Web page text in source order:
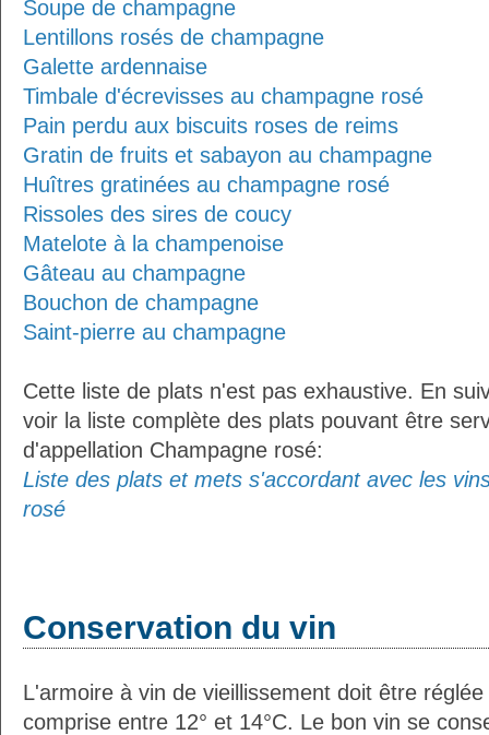
Soupe de champagne
Lentillons rosés de champagne
Galette ardennaise
Timbale d'écrevisses au champagne rosé
Pain perdu aux biscuits roses de reims
Gratin de fruits et sabayon au champagne
Huîtres gratinées au champagne rosé
Rissoles des sires de coucy
Matelote à la champenoise
Gâteau au champagne
Bouchon de champagne
Saint-pierre au champagne
Cette liste de plats n'est pas exhaustive. En
voir la liste complète des plats pouvant être
d'appellation Champagne rosé:
Liste des plats et mets s'accordant avec les
rosé
Conservation du vin
L'armoire à vin de vieillissement doit être
comprise entre 12° et 14°C. Le bon vin se